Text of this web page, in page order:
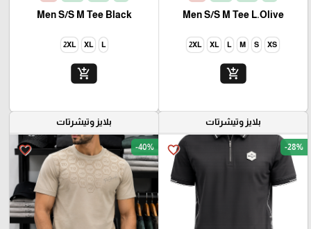
Men S/S M Tee L.Olive
XS
S
M
L
XL
2XL
add_shopping_cart
Men S/S M Tee Black
L
XL
2XL
add_shopping_cart
بلايز وتيشرتات
favorite_border -28%
بلايز وتيشرتات
favorite_border -40%